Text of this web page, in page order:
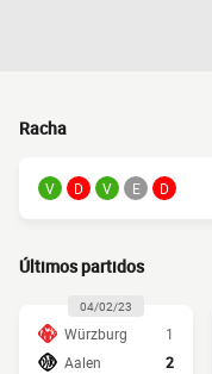
Racha
V D V E D
Últimos partidos
04/02/23
Würzburg
1
Aalen
2